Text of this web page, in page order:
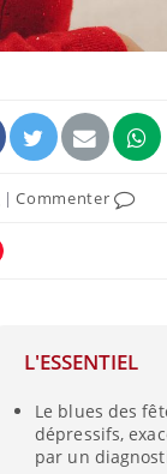
|Commenter
L'ESSENTIEL
Le blues des
dépressifs,
par un